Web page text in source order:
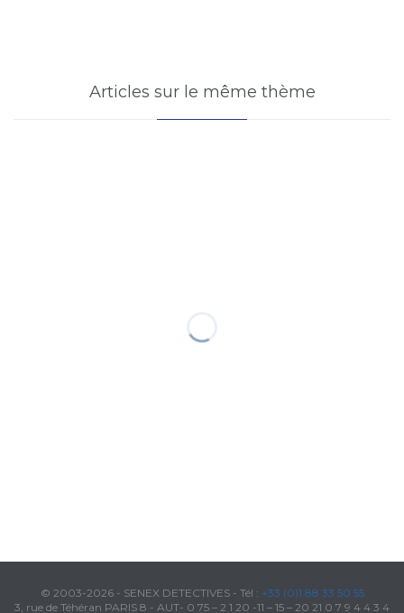
Articles sur le même thème
© 2003-2026 - SENEX DETECTIVES - Tél : +33 (0)1 88 33 50 55
3, rue de Téhéran PARIS 8 - AUT- 0 75 – 2 1 20 -11 – 15 – 20 21 0 7 9 4 4 3 4